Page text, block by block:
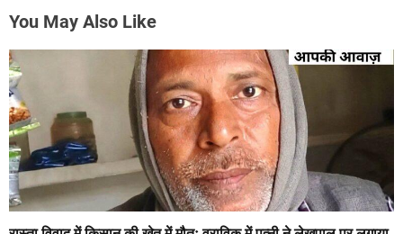
You May Also Like